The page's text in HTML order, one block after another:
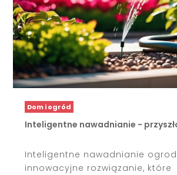
Dom i ogród
Inteligentne nawadnianie -
Inteligentne nawadnianie
innowacyjne rozwiązanie, które